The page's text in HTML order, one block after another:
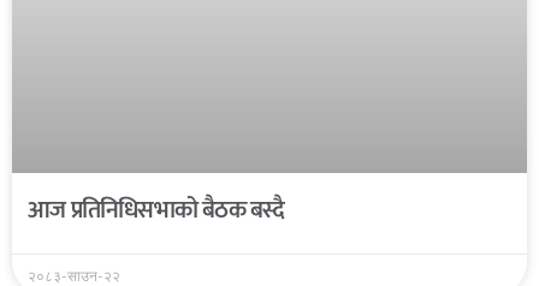
आज प्रतिनिधिसभाको बैठक बस्दै
२०८३-साउन-२२